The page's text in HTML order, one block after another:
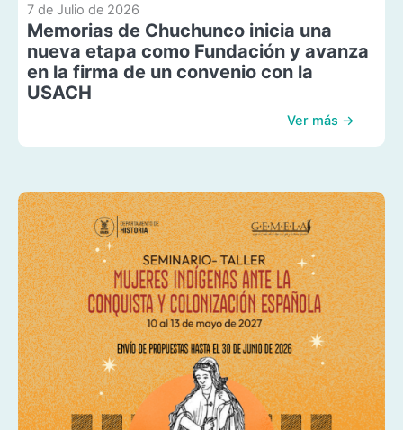
7 de Julio de 2026
Memorias de Chuchunco inicia una
nueva etapa como Fundación y avanza
en la firma de un convenio con la
USACH
Ver más →